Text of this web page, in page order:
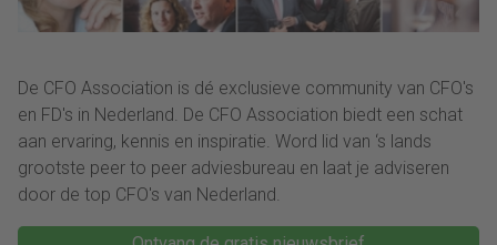
De CFO Association is dé exclusieve community van CFO's
en FD's in Nederland. De CFO Association biedt een schat
aan ervaring, kennis en inspiratie. Word lid van ‘s lands
grootste peer to peer adviesbureau en laat je adviseren
door de top CFO's van Nederland.